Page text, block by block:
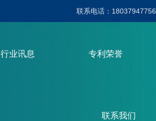
联系电话：18037947756
行业讯息 专利荣誉
联系我们